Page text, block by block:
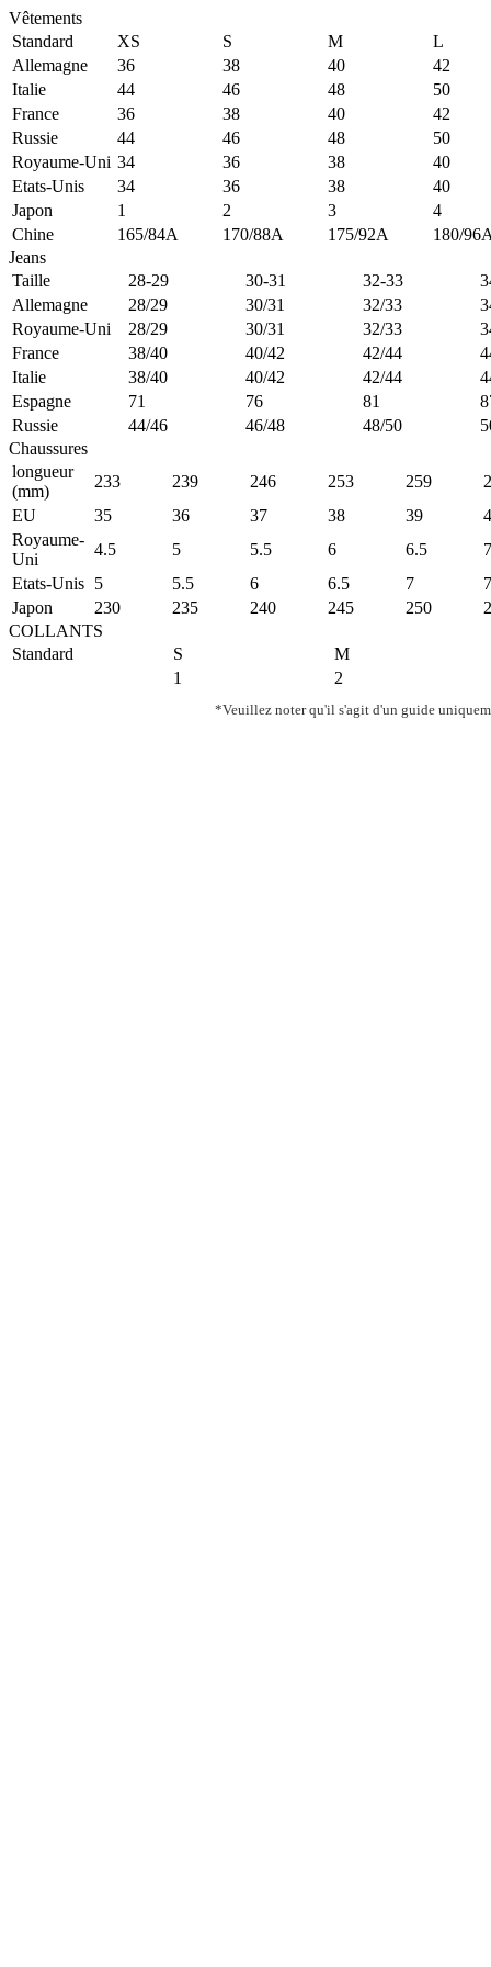
Vêtements
Standard
XS S M
L
Allemagne
36 38 40
42
Italie
44 46 48
50
France
36 38 40
42
Russie
44 46 48
50
Royaume-Uni 34 36 38
40
Etats-Unis
34 36 38
40
Japon
1 2 3
4
Chine
165/84A 170/88A 175/92A
180/
Jeans
Taille
28-29 30-31 32-33
Allemagne
28/29 30/31 32/33
Royaume-Uni
28/29 30/31 32/33
France
38/40 40/42 42/44
Italie
38/40 40/42 42/44
Espagne
71 76 81
Russie
44/46 46/48 48/50
Chaussures
longueur
(mm)
233 239 246 253 259
EU
35 36 37 38 39
Royaume-
Uni
4.5 5 5.5 6 6.5
7
Etats-Unis 5 5.5 6 6.5 7
Japon
230 235 240 245 250
COLLANTS
Standard
S
M
1
2
*Veuillez noter qu'il s'agit d'un guide